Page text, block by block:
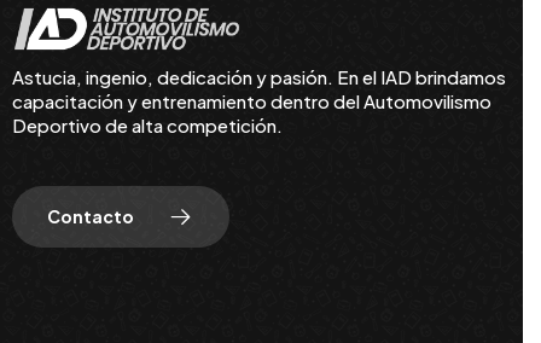
Astucia, ingenio, dedicación y pasión. En el IAD brindamos
capacitación y entrenamiento dentro del Automovilismo
Deportivo de alta competición.
Contacto